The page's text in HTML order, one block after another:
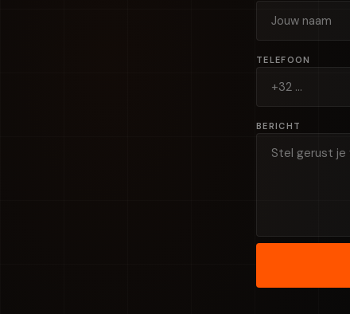
TELEFOON
BERICHT